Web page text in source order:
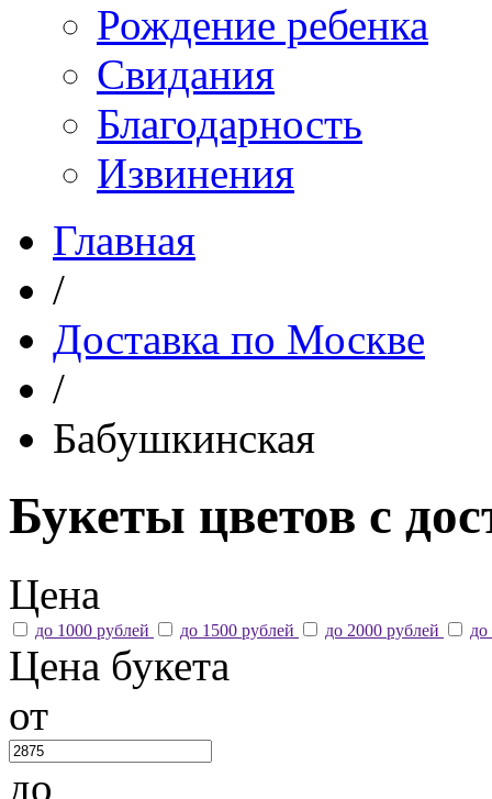
Рождение ребенка
Свидания
Благодарность
Извинения
Главная
/
Доставка по Москве
/
Бабушкинская
Букеты цветов с
Цена
до 1000 рублей до 1500 рублей до 2000 рублей
Цена букета
от
до